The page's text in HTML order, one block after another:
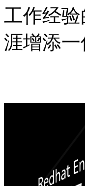
工作经
涯增添一